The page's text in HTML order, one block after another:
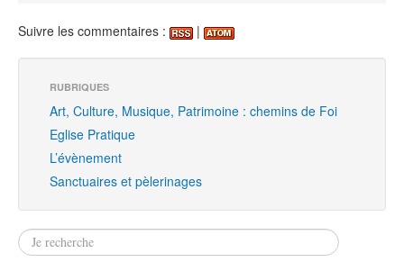
Suivre les commentaires : |
RUBRIQUES
Art, Culture, Musique, Patrimoine : chemins de Foi
Eglise Pratique
L’évènement
Sanctuaires et pèlerinages